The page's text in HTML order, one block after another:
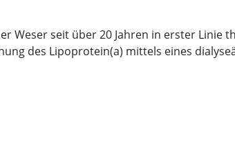
Weser seit über 20 Jahren in erster Linie
des Lipoprotein(a) mittels eines